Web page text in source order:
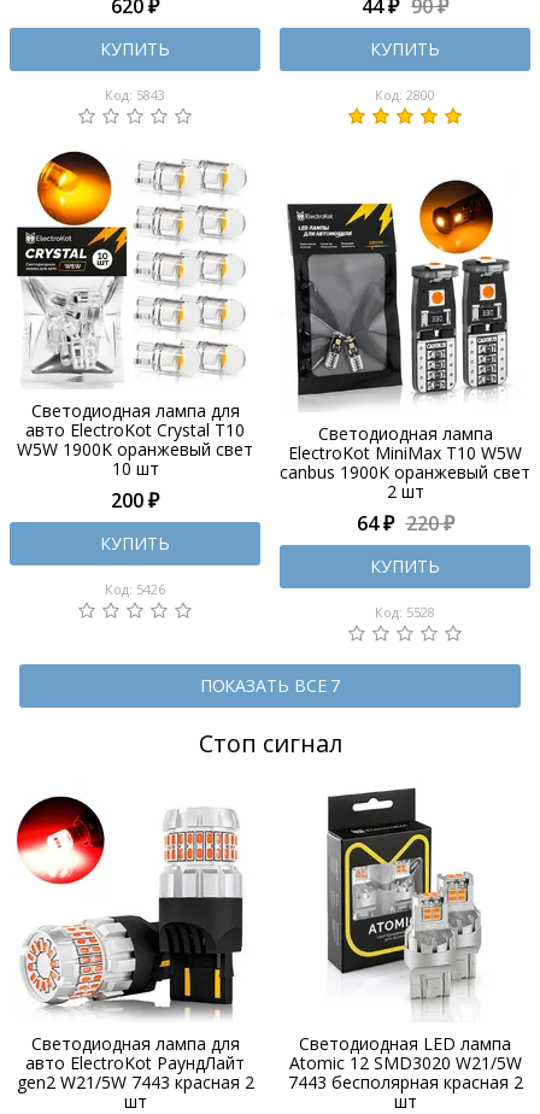
620 ₽
КУПИТЬ
Код: 5843
44 ₽ 90 ₽
КУПИТЬ
Код: 2800
Светодиодная лампа для
авто ElectroKot Crystal T10
W5W 1900K оранжевый свет
10 шт
200 ₽
КУПИТЬ
Код: 5426
Светодиодная лампа
ElectroKot MiniMax T10 W5W
canbus 1900K оранжевый свет
2 шт
64 ₽ 220 ₽
КУПИТЬ
Код: 5528
ПОКАЗАТЬ ВСЕ 7
Стоп сигнал
Светодиодная лампа для
авто ElectroKot РаундЛайт
gen2 W21/5W 7443 красная 2
шт
Светодиодная LED лампа
Atomic 12 SMD3020 W21/5W
7443 бесполярная красная 2
шт